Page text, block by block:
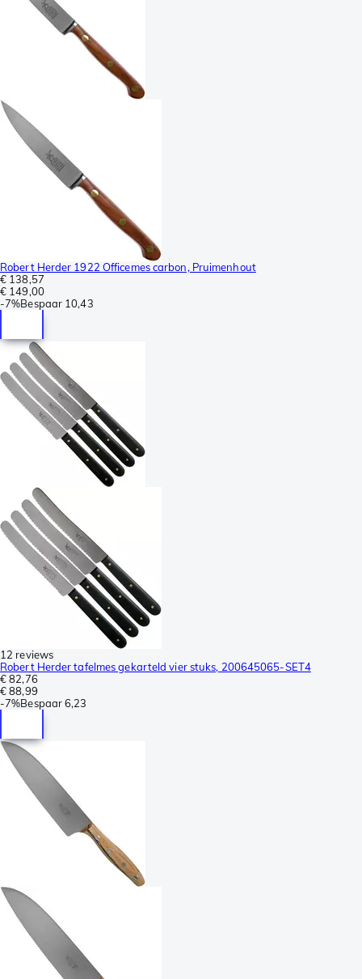
Robert Herder 1922 Officemes carbon, Pruimenhout
€ 138,57
€ 149,00
-7%Bespaar 10,43
12 reviews
Robert Herder tafelmes gekarteld vier stuks, 200645065-SET4
€ 82,76
€ 88,99
-7%Bespaar6,23